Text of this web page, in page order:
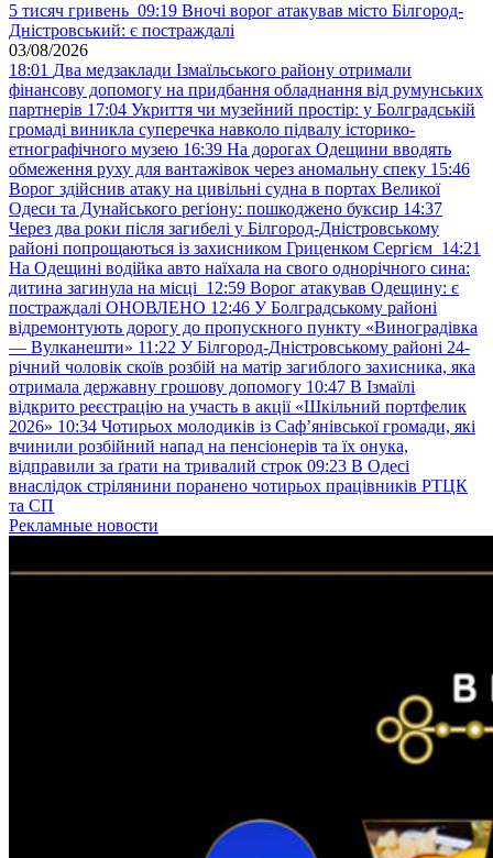
5 тисяч гривень 09:19 Вночі ворог атакував місто Білгород-
Дністровський: є постраждалі
03/08/2026
18:01 Два медзаклади Ізмаїльського району отримали
фінансову допомогу на придбання обладнання від румунських
партнерів 17:04 Укриття чи музейний простір: у Болградській
громаді виникла суперечка навколо підвалу історико-
етнографічного музею 16:39 На дорогах Одещини вводять
обмеження руху для вантажівок через аномальну спеку 15:46
Ворог здійснив атаку на цивільні судна в портах Великої
Одеси та Дунайського регіону: пошкоджено буксир 14:37
Через два роки після загибелі у Білгород-Дністровському
районі попрощаються із захисником Гриценком Сергієм 14:21
На Одещині водійка авто наїхала на свого однорічного сина:
дитина загинула на місці 12:59 Ворог атакував Одещину: є
постраждалі ОНОВЛЕНО 12:46 У Болградському районі
відремонтують дорогу до пропускного пункту «Виноградівка
— Вулканешти» 11:22 У Білгород-Дністровському районі 24-
річний чоловік скоїв розбій на матір загиблого захисника, яка
отримала державну грошову допомогу 10:47 В Ізмаїлі
відкрито реєстрацію на участь в акції «Шкільний портфелик
2026» 10:34 Чотирьох молодиків із Саф’янівської громади, які
вчинили розбійний напад на пенсіонерів та їх онука,
відправили за ґрати на тривалий строк 09:23 В Одесі
внаслідок стрілянини поранено чотирьох працівників РТЦК
та СП
Рекламные новости